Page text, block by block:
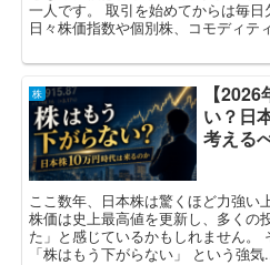
一人です。 取引を始めてからは毎日
日々株価指数や個別株、コモディテ
株
【
い？日
考える
ここ数年、日本株は驚くほど力強い
株価は史上最高値を更新し、多くの
た」と感じているかもしれません。
「株はもう下がらない」 という強気